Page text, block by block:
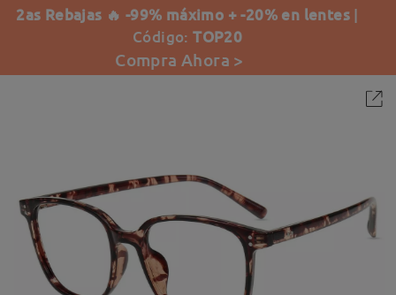
2as Rebajas 🔥 -99% máximo + -20% en lentes |
Código:TOP20
Compra Ahora >